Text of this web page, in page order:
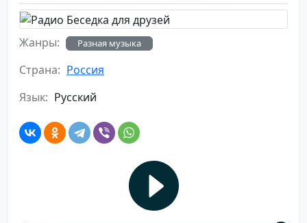
Жанры: Разная музыка
Страна: Россия
Язык: Русский